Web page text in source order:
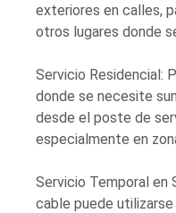
exteriores en calles,
otros lugares donde
Servicio Residencial:
donde se necesite
desde el poste de
especialmente en
Servicio Temporal en
cable puede